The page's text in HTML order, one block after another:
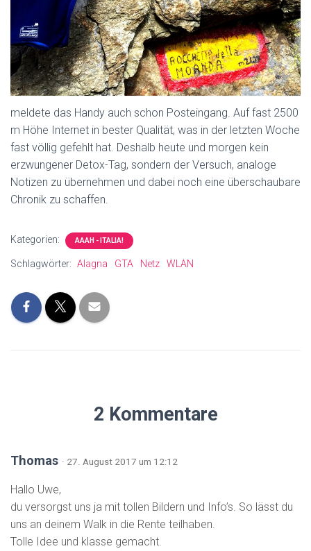
meldete das Handy auch schon Posteingang. Auf fast 2500
m Höhe Internet in bester Qualität, was in der letzten Woche
fast völlig gefehlt hat. Deshalb heute und morgen kein
erzwungener Detox-Tag, sondern der Versuch, analoge
Notizen zu übernehmen und dabei noch eine überschaubare
Chronik zu schaffen.
Kategorien: AAAH - ITALIA!
Schlagwörter: Alagna GTA Netz WLAN
2 Kommentare
Thomas · 27. August 2017 um 12:12
Hallo Uwe,
du versorgst uns ja mit tollen Bildern und Info’s. So lässt du
uns an deinem Walk in die Rente teilhaben.
Tolle Idee und klasse gemacht.